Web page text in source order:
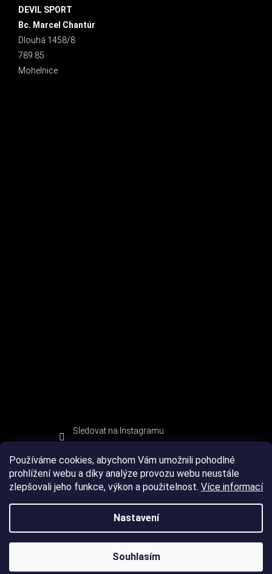
Používáme cookies, abychom Vám umožnili pohodlné
prohlížení webu a díky analýze provozu webu neustále
zlepšovali jeho funkce, výkon a použitelnost. Více informací
Nastavení
Souhlasím
DEVIL SPORT
Bc. Marcel Chantúr
Dlouhá 1458/8
789 85
Mohelnice
Sledovat na Instagramu
DEVIL SPORT. Všechna práva vyhrazena.